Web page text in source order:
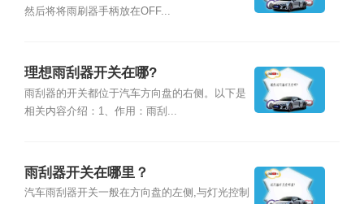
然后将将雨刷器手柄放在OFF...
理想雨刮器开关在哪?
雨刮器的开关都位于汽车方向盘的右侧。以下是
相关内容介绍：1、作用：雨刮...
雨刮器开关在哪里？
汽车雨刮器开关一般在方向盘的左侧,与灯光控制